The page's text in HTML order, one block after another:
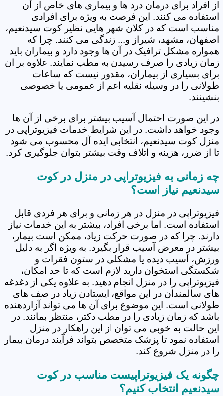
از افراد برای درمان درد ها و بیماری های خاص از آن
استفاده می کنند. این فرصت به ویژه برای افرادی
مناسب است که در کلان شهر هایی نظیر کوت سیدنعیم،
اصفهان، مشهد، شیراز و... زندگی می کنند. چرا که
همواره مشکل ترافیک در آن ها وجود دارد و بیماران باید
زمان زیادی را صرف رسیدن به مطب نمایند. علاوه بر ان
برای بسیاری از بیماران، مقدور نیست که ساعات
طولانی را در وسیله نقلیه اعم از عمومی یا خصوصی
بنشینند.
در این صورت احتمال آسیب بیشتر برای برخی از آن ها
وجود خواهد داشت. در این شرایط خدمات فیزیوتراپی در
منزل کوت سیدنعیم، انتخابی ایده آل محسوب می شود
تا از ضرر، هزینه و اتلاف وقت بیشتر بتوان جلوگیری کرد.
چه زمانی به فیزیوتراپی در منزل در کوت
سیدنعیم نیاز است؟
فیزیوتراپی در منزل در هر زمانی و برای هر فردی قابل
استفاده است. اما برخی افراد، بیشتر به این خدمات نیاز
دارند. چرا که در صورت حرکت زیاد، ممکن است بیمار،
بیشتر در معرض آسیب قرار بگیرد. به ویژه اگر به دلیل
ورزش، آسیب دیده یا مشکلی در ستون فقرات و
شکستگی استخوان دارید لازم است که تا حد امکان،
فیزیوتراپی را در منزل انجام دهید. به علاوه یکی از دغدغه
های سالمندان در این مواقع، ایستادن زیاد در صف های
طولانی است. این موضوع برای آن ها می تواند آزاردهنده
باشد که زمان زیادی را در مطب دکتر، منتظر بمانند. در
این حالت به خوبی می توان از این راهکار در منزل
استفاده نمود تا پزشک متخصص بتواند فرآیند درمان بیمار
را در منزل شروع کند.
چگونه یک فیزیوتراپیست مناسب در کوت
سیدنعیم انتخاب کنیم؟